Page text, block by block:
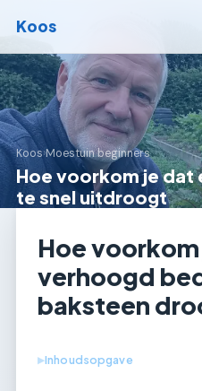
Koos
Koos›Moestuin beginners
Hoe voorkom je dat
te snel uitdroogt
Hoe
verhoogd
baksteen
▶Inhoudsopgave